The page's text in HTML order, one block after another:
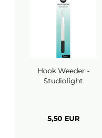
Hook Weeder -
Studiolight
5,50 EUR